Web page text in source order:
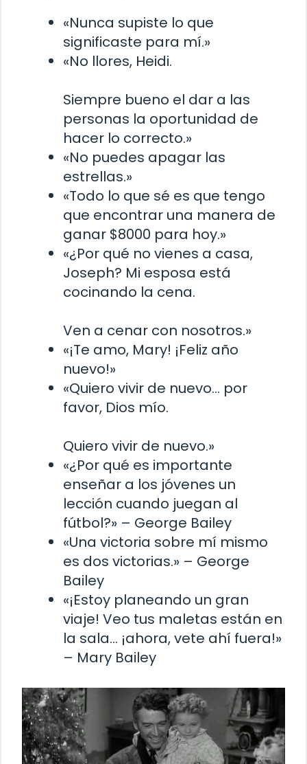
«Nunca supiste lo que
significaste para mí.»
«No llores, Heidi.
Siempre bueno el dar a las
personas la oportunidad de
hacer lo correcto.»
«No puedes apagar las
estrellas.»
«Todo lo que sé es que tengo
que encontrar una manera de
ganar $8000 para hoy.»
«¿Por qué no vienes a casa,
Joseph? Mi esposa está
cocinando la cena.
Ven a cenar con nosotros.»
«¡Te amo, Mary! ¡Feliz año
nuevo!»
«Quiero vivir de nuevo… por
favor, Dios mío.
Quiero vivir de nuevo.»
«¿Por qué es importante
enseñar a los jóvenes un
lección cuando juegan al
fútbol?» – George Bailey
«Una victoria sobre mí mismo
es dos victorias.» – George
Bailey
«¡Estoy planeando un gran
viaje! Veo tus maletas están en
la sala… ¡ahora, vete ahí fuera!»
– Mary Bailey